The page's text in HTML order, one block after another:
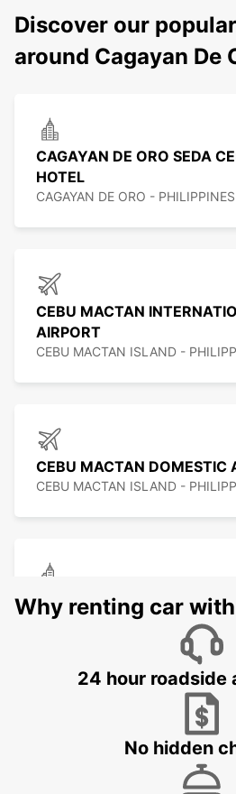
Discover our
around Cagayan De
CAGAYAN DE ORO SEDA
HOTEL
CAGAYAN DE ORO - PHILIPPINES
CEBU MACTAN
AIRPORT
CEBU MACTAN ISLAND -
CEBU MACTAN DOMESTIC
CEBU MACTAN ISLAND -
CEBU LAPU LAPU CITY
LAPU LAPU CITY CEBU -
CEBU SEDA AYALA CENTER
CEBU CITY - PHILIPPINES
Why renting car
24 hour roadside
No hidden